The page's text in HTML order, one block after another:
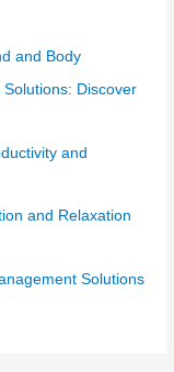
and Body
Discover
and
and Relaxation
Solutions